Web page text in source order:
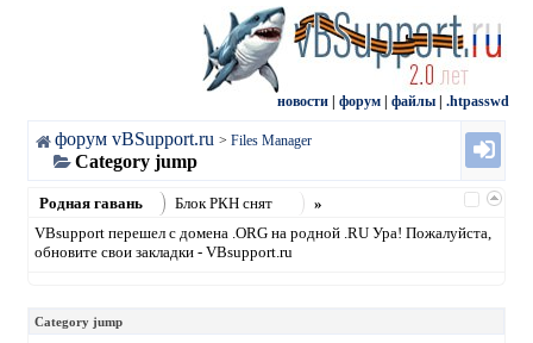
новости форум файлы .htpasswd
форум vBSupport.ru > Files Manager
Category jump
Родная гавань Блок РКН снят
»
VBsupport перешел с домена .ORG на родной .RU Ура! Пожалуйста,
обновите свои закладки - VBsupport.ru
Category jump